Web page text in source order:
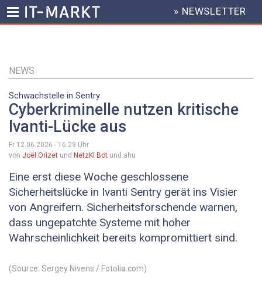
Inhalt
HEADER
MENU
» NEWSLETTER
NEWS
Schwachstelle in Sentry
Cyberkriminelle nutzen kritische
Ivanti-Lücke aus
Fr 12.06.2026 - 16:29 Uhr
von Joël Orizet und NetzKI Bot und ahu
Eine erst diese Woche geschlossene
Sicherheitslücke in Ivanti Sentry gerät ins Visier
von Angreifern. Sicherheitsforschende warnen,
dass ungepatchte Systeme mit hoher
Wahrscheinlichkeit bereits kompromittiert sind.
(Source: Sergey Nivens / Fotolia.com)